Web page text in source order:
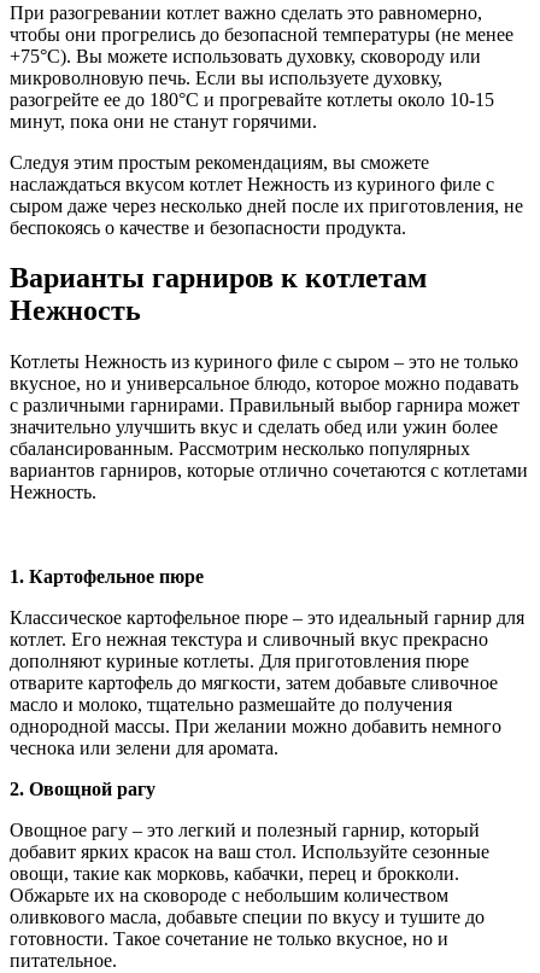
При разогревании котлет важно сделать это равномерно,
чтобы они прогрелись до безопасной температуры (не менее
+75°C). Вы можете использовать духовку, сковороду или
микроволновую печь. Если вы используете духовку,
разогрейте ее до 180°C и прогревайте котлеты около 10-15
минут, пока они не станут горячими.
Следуя этим простым рекомендациям, вы сможете
наслаждаться вкусом котлет Нежность из куриного филе с
сыром даже через несколько дней после их приготовления, не
беспокоясь о качестве и безопасности продукта.
Варианты гарниров к котлетам
Нежность
Котлеты Нежность из куриного филе с сыром – это не только
вкусное, но и универсальное блюдо, которое можно подавать
с различными гарнирами. Правильный выбор гарнира может
значительно улучшить вкус и сделать обед или ужин более
сбалансированным. Рассмотрим несколько популярных
вариантов гарниров, которые отлично сочетаются с котлетами
Нежность.
1. Картофельное пюре
Классическое картофельное пюре – это идеальный гарнир для
котлет. Его нежная текстура и сливочный вкус прекрасно
дополняют куриные котлеты. Для приготовления пюре
отварите картофель до мягкости, затем добавьте сливочное
масло и молоко, тщательно размешайте до получения
однородной массы. При желании можно добавить немного
чеснока или зелени для аромата.
2. Овощной рагу
Овощное рагу – это легкий и полезный гарнир, который
добавит ярких красок на ваш стол. Используйте сезонные
овощи, такие как морковь, кабачки, перец и брокколи.
Обжарьте их на сковороде с небольшим количеством
оливкового масла, добавьте специи по вкусу и тушите до
готовности. Такое сочетание не только вкусное, но и
питательное.